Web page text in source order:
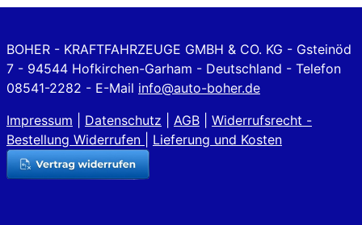
BOHER - KRAFTFAHRZEUGE GMBH & CO. KG - Gsteinöd
7 - 94544 Hofkirchen-Garham - Deutschland - Telefon
08541-2282 - E-Mail info@auto-boher.de
Impressum
Datenschutz AGB
Widerrufsrecht -
Bestellung Widerrufen
Lieferung und Kosten